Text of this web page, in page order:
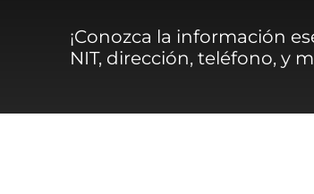
¡Conozca la información
NIT, dirección, teléfono, y